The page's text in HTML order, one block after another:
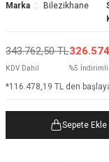
Marka Bilezikhane
343.762,50 TL
KDV Dahil %5 İndirimli
*116.478,19 TL den
Sepete Ekle